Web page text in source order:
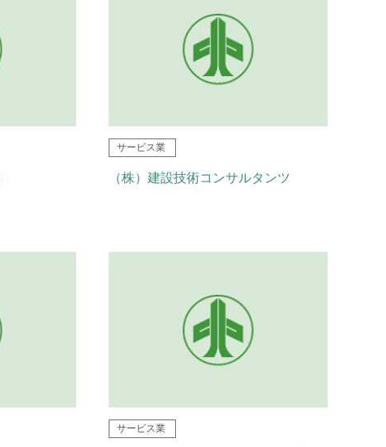
サービス業
（株）建設技術コンサルタンツ
サービス業